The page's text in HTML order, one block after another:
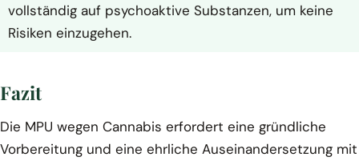
vollständig auf psychoaktive Substanzen, um keine
Risiken einzugehen.
Fazit
Die MPU wegen Cannabis erfordert eine gründliche
Vorbereitung und eine ehrliche Auseinandersetzung mit